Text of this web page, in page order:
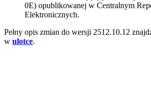
0E) opublikowanej w Centralnym
Elektronicznych.
Pełny opis zmian do wersji 2512.10.12
w ulotce.